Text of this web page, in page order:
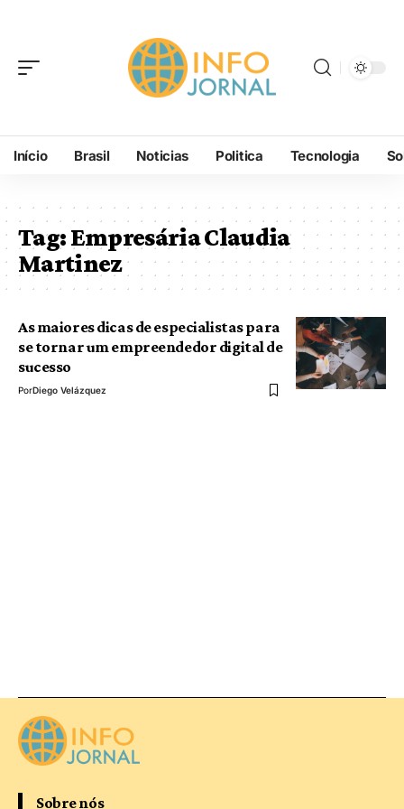
Início Brasil Noticias Politica Tecnologia
Tag:Empresária Claudia
Martinez
As maiores dicas de especialistas para
se tornar um empreendedor digital de
sucesso
PorDiego Velázquez
Sobre nós